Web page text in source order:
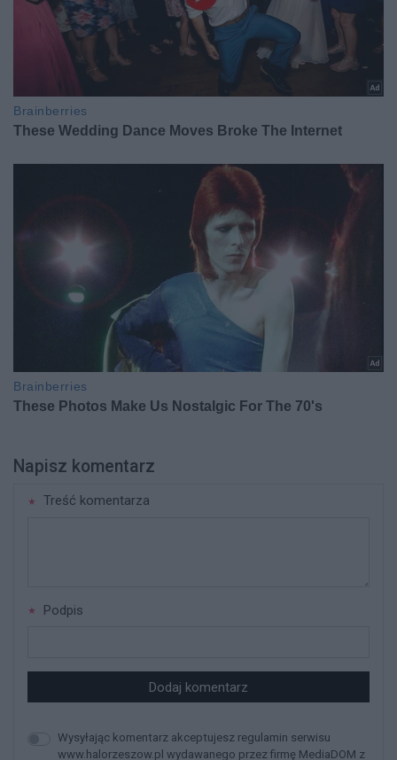
Napisz komentarz
Treść komentarza
Podpis
Dodaj komentarz
Wysyłając komentarz akceptujesz regulamin serwisu
www.halorzeszow.pl wydawanego przez firmę MediaDOM z